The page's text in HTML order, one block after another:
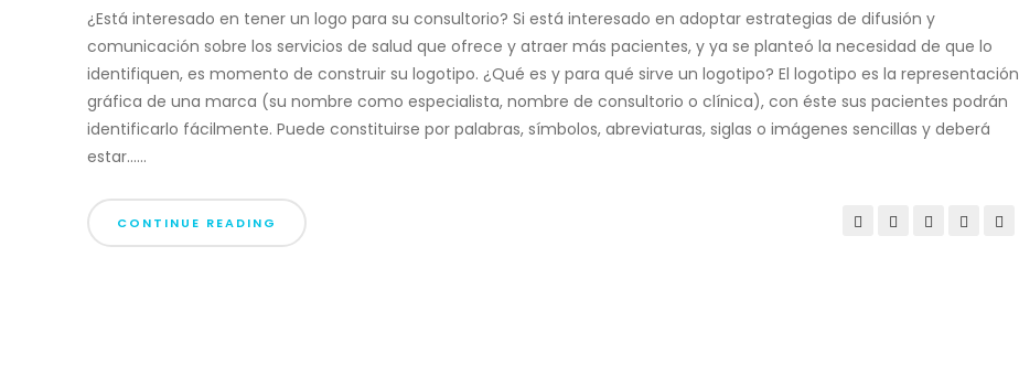
¿Está interesado en tener un logo para su consultorio? Si está interesado en adoptar estrategias de difusión y
comunicación sobre los servicios de salud que ofrece y atraer más pacientes, y ya se planteó la necesidad de que lo
identifiquen, es momento de construir su logotipo. ¿Qué es y para qué sirve un logotipo? El logotipo es la representación
gráfica de una marca (su nombre como especialista, nombre de consultorio o clínica), con éste sus pacientes podrán
identificarlo fácilmente. Puede constituirse por palabras, símbolos, abreviaturas, siglas o imágenes sencillas y deberá
estar......
CONTINUE READING